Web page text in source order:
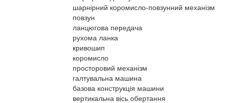
шарнірний коромисло-повзунний механізм
повзун
ланцюгова передача
рухома ланка
кривошип
коромисло
просторовий механізм
галтувальна машина
базова конструкція машини
вертикальна вісь обертання